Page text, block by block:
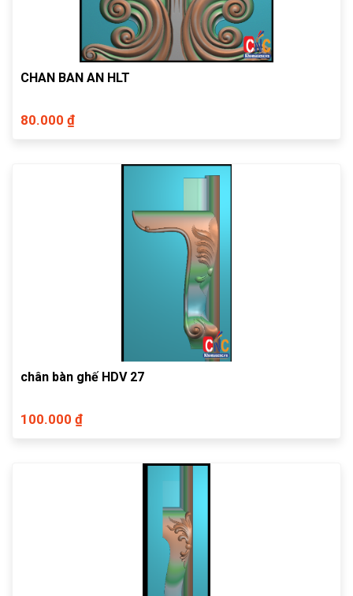
CHAN BAN AN HLT
80.000 ₫
chân bàn ghế HDV 27
100.000 ₫